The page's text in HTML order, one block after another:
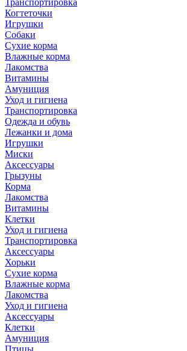
Транспортировка
Когтеточки
Игрушки
Собаки
Сухие корма
Влажные корма
Лакомства
Витамины
Амуниция
Уход и гигиена
Транспортировка
Одежда и обувь
Лежанки и дома
Игрушки
Миски
Аксессуары
Грызуны
Корма
Лакомства
Витамины
Клетки
Уход и гигиена
Транспортировка
Аксессуары
Хорьки
Сухие корма
Влажные корма
Лакомства
Уход и гигиена
Аксессуары
Клетки
Амуниция
Птицы